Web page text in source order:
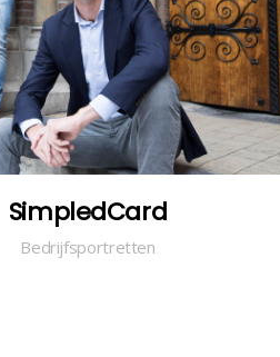
SimpledCard
Bedrijfsportretten